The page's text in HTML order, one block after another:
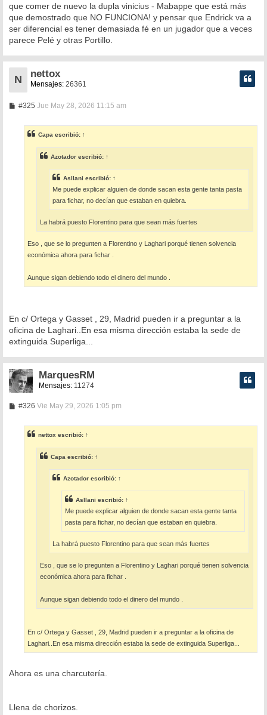
que comer de nuevo la dupla vinicius - Mabappe que está más
que demostrado que NO FUNCIONA! y pensar que Endrick va a
ser diferencial es tener demasiada fé en un jugador que a veces
parece Pelé y otras Portillo.
N
nettox
Mensajes: 26361
#325M
s
a
Jue May 28, 2026 11:15 am
Capa escribió: ↑
Azotador escribió: ↑
Asllani escribió: ↑
Me puede explicar alguien de donde sacan esta gente tanta pasta
para fichar, no decían que estaban en quiebra.
La habrá puesto Florentino para que sean más fuertes
Eso , que se lo pregunten a Florentino y Laghari porqué tienen solvencia
económica ahora para fichar .
Aunque sigan debiendo todo el dinero del mundo .
En c/ Ortega y Gasset , 29, Madrid pueden ir a preguntar a la
oficina de Laghari..En esa misma dirección estaba la sede de
extinguida Superliga...
MarquesRM
Mensajes: 11274
#326M
s
a
Vie May 29, 2026 1:05 pm
nettox escribió: ↑
Capa escribió: ↑
Azotador escribió: ↑
Asllani escribió: ↑
Me puede explicar alguien de donde sacan esta gente tanta
pasta para fichar, no decían que estaban en quiebra.
La habrá puesto Florentino para que sean más fuertes
Eso , que se lo pregunten a Florentino y Laghari porqué tienen solvencia
económica ahora para fichar .
Aunque sigan debiendo todo el dinero del mundo .
En c/ Ortega y Gasset , 29, Madrid pueden ir a preguntar a la oficina de
Laghari..En esa misma dirección estaba la sede de extinguida Superliga...
Ahora es una charcutería.
Llena de chorizos.